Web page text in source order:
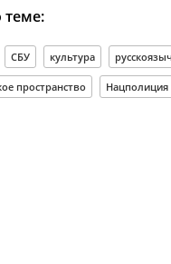
СБУ культура
пространство Нацполиция